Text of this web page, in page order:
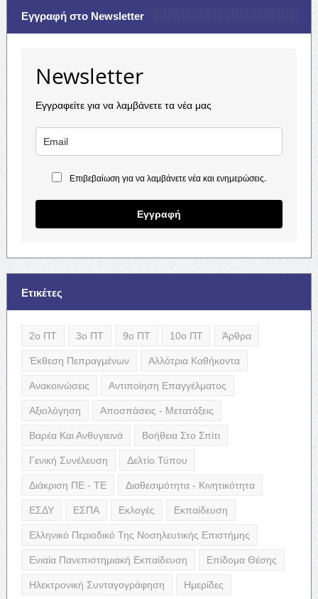
Εγγραφή στο Newsletter
Newsletter
Εγγραφείτε για να λαμβάνετε τα νέα μας
Επιβεβαίωση για να λαμβάνετε νέα και ενημερώσεις.
Εγγραφή
Ετικέτες
2ο ΠΤ 3ο ΠΤ 9ο ΠΤ 10ο ΠΤ Άρθρα
Έκθεση Πεπραγμένων Αλλότρια Καθήκοντα
Ανακοινώσεις Αντιποίηση Επαγγέλματος
Αξιολόγηση Αποσπάσεις - Μετατάξεις
Βαρέα Και Ανθυγιεινά Βοήθεια Στο Σπίτι
Γενική Συνέλευση Δελτίο Τύπου
Διάκριση ΠΕ - ΤΕ Διαθεσιμότητα - Κινητικότητα
ΕΣΔΥ ΕΣΠΑ Εκλογές Εκπαίδευση
Ελληνικό Περιοδικό Της Νοσηλευτικής Επιστήμης
Ενιαία Πανεπιστημιακή Εκπαίδευση Επίδομα Θέσης
Ηλεκτρονική Συνταγογράφηση Ημερίδες